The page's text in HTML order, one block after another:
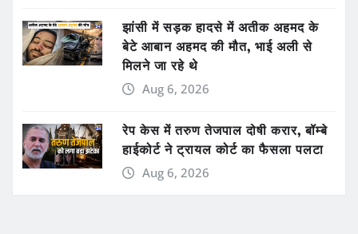
झांसी में सड़क हादसे में अतीक अहमद के
बेटे आबान अहमद की मौत, भाई अली से
मिलने जा रहे थे
Aug 6, 2026
रेप केस में तरुण तेजपाल दोषी करार, बॉम्बे
हाईकोर्ट ने ट्रायल कोर्ट का फैसला पलटा
Aug 6, 2026